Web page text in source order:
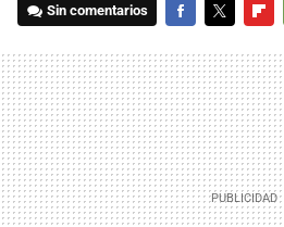
Sin comentarios